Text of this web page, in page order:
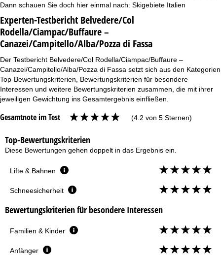
Dann schauen Sie doch hier einmal nach: Skigebiete Italien
Experten-Testbericht Belvedere/Col
Rodella/Ciampac/Buffaure –
Canazei/Campitello/Alba/Pozza di Fassa
Der Testbericht Belvedere/Col Rodella/Ciampac/Buffaure –
Canazei/Campitello/Alba/Pozza di Fassa setzt sich aus den Kategorien
Top-Bewertungskriterien, Bewertungskriterien für besondere
Interessen und weitere Bewertungskriterien zusammen, die mit ihrer
jeweiligen Gewichtung ins Gesamtergebnis einfließen.
Gesamtnote im Test (4.2 von 5 Sternen)
Top-Bewertungskriterien
Diese Bewertungen gehen doppelt in das Ergebnis ein.
Lifte & Bahnen
Schneesicherheit
Bewertungskriterien für besondere Interessen
Familien & Kinder
Anfänger